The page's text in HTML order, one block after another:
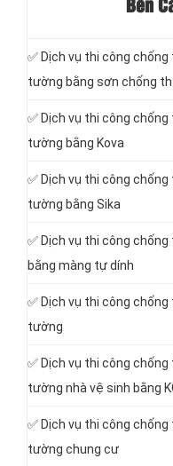
Bến
✅ Dịch vụ thi công
tường bằng sơn chống
✅ Dịch vụ thi công
tường bằng Kova
✅ Dịch vụ thi công
tường bằng Sika
✅ Dịch vụ thi công
bằng màng tự dính
✅ Dịch vụ thi công
tường
✅ Dịch vụ thi công
tường nhà vệ sinh bằng
✅ Dịch vụ thi công
tường chung cư